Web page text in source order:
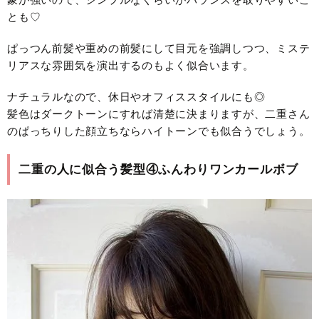
とも♡
ぱっつん前髪や重めの前髪にして目元を強調しつつ、ミステ
リアスな雰囲気を演出するのもよく似合います。
ナチュラルなので、休日やオフィススタイルにも◎
髪色はダークトーンにすれば清楚に決まりますが、二重さん
のぱっちりした顔立ちならハイトーンでも似合うでしょう。
二重の人に似合う髪型④ふんわりワンカールボブ